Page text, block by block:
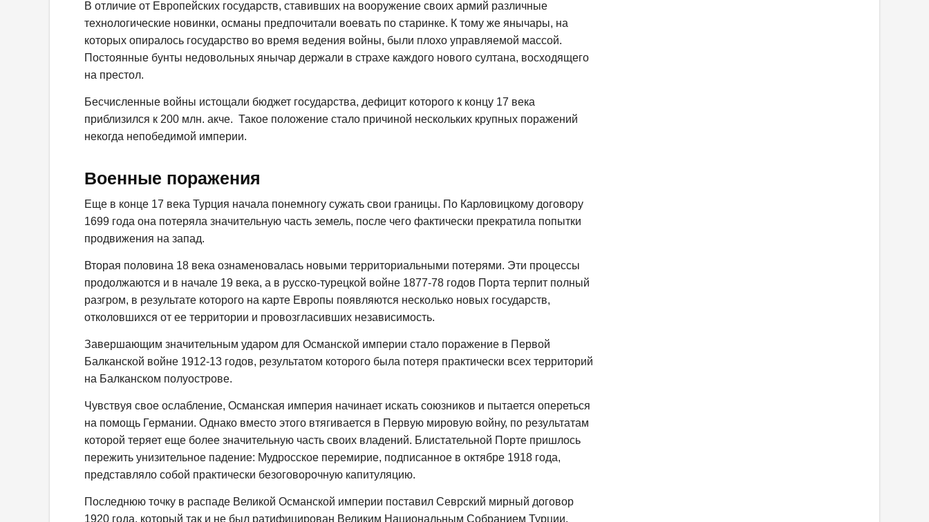
В отличие от Европейских государств, ставивших на вооружение своих армий различные
технологические новинки, османы предпочитали воевать по старинке. К тому же янычары, на
которых опиралось государство во время ведения войны, были плохо управляемой массой.
Постоянные бунты недовольных янычар держали в страхе каждого нового султана, восходящего
на престол.
Бесчисленные войны истощали бюджет государства, дефицит которого к концу 17 века
приблизился к 200 млн. акче. Такое положение стало причиной нескольких крупных поражений
некогда непобедимой империи.
Военные поражения
Еще в конце 17 века Турция начала понемногу сужать свои границы. По Карловицкому договору
1699 года она потеряла значительную часть земель, после чего фактически прекратила попытки
продвижения на запад.
Вторая половина 18 века ознаменовалась новыми территориальными потерями. Эти процессы
продолжаются и в начале 19 века, а в русско-турецкой войне 1877-78 годов Порта терпит полный
разгром, в результате которого на карте Европы появляются несколько новых государств,
отколовшихся от ее территории и провозгласивших независимость.
Завершающим значительным ударом для Османской империи стало поражение в Первой
Балканской войне 1912-13 годов, результатом которого была потеря практически всех территорий
на Балканском полуострове.
Чувствуя свое ослабление, Османская империя начинает искать союзников и пытается опереться
на помощь Германии. Однако вместо этого втягивается в Первую мировую войну, по результатам
которой теряет еще более значительную часть своих владений. Блистательной Порте пришлось
пережить унизительное падение: Мудросское перемирие, подписанное в октябре 1918 года,
представляло собой практически безоговорочную капитуляцию.
Последнюю точку в распаде Великой Османской империи поставил Севрский мирный договор
1920 года, который так и не был ратифицирован Великим Национальным Собранием Турции.